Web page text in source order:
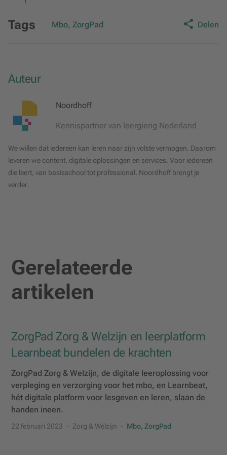
Tags Mbo, ZorgPad Delen
Auteur
Noordhoff
Kennispartner van leergierig Nederland
We willen dat iedereen kan leren naar zijn volste vermogen. Daarom
leveren we content, digitale oplossingen en services. Voor iedereen
die leert, van basisschool tot professional. Noordhoff brengt je
verder.
Gerelateerde
artikelen
ZorgPad Zorg & Welzijn en leerplatform
Learnbeat bundelen de krachten
ZorgPad Zorg & Welzijn, de digitale leeroplossing voor
verpleging en verzorging voor het mbo, en Learnbeat,
hét digitale platform voor lesgeven en leren, slaan de
handen ineen.
22 februari 2023 Zorg & Welzijn Mbo, ZorgPad